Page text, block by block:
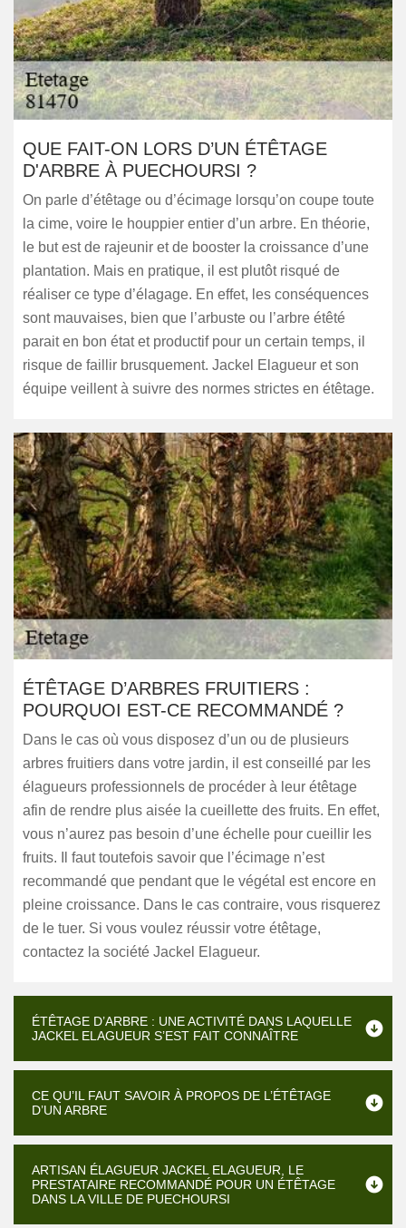
QUE FAIT-ON LORS D’UN ÉTÊTAGE
D'ARBRE À PUECHOURSI ?
On parle d’étêtage ou d’écimage lorsqu’on coupe toute
la cime, voire le houppier entier d’un arbre. En théorie,
le but est de rajeunir et de booster la croissance d’une
plantation. Mais en pratique, il est plutôt risqué de
réaliser ce type d’élagage. En effet, les conséquences
sont mauvaises, bien que l’arbuste ou l’arbre étêté
parait en bon état et productif pour un certain temps, il
risque de faillir brusquement. Jackel Elagueur et son
équipe veillent à suivre des normes strictes en étêtage.
ÉTÊTAGE D’ARBRES FRUITIERS :
POURQUOI EST-CE RECOMMANDÉ ?
Dans le cas où vous disposez d’un ou de plusieurs
arbres fruitiers dans votre jardin, il est conseillé par les
élagueurs professionnels de procéder à leur étêtage
afin de rendre plus aisée la cueillette des fruits. En effet,
vous n’aurez pas besoin d’une échelle pour cueillir les
fruits. Il faut toutefois savoir que l’écimage n’est
recommandé que pendant que le végétal est encore en
pleine croissance. Dans le cas contraire, vous risquerez
de le tuer. Si vous voulez réussir votre étêtage,
contactez la société Jackel Elagueur.
ÉTÊTAGE D’ARBRE : UNE ACTIVITÉ DANS LAQUELLE
JACKEL ELAGUEUR S’EST FAIT CONNAÎTRE
CE QU’IL FAUT SAVOIR À PROPOS DE L’ÉTÊTAGE
D’UN ARBRE
ARTISAN ÉLAGUEUR JACKEL ELAGUEUR, LE
PRESTATAIRE RECOMMANDÉ POUR UN ÉTÊTAGE
DANS LA VILLE DE PUECHOURSI